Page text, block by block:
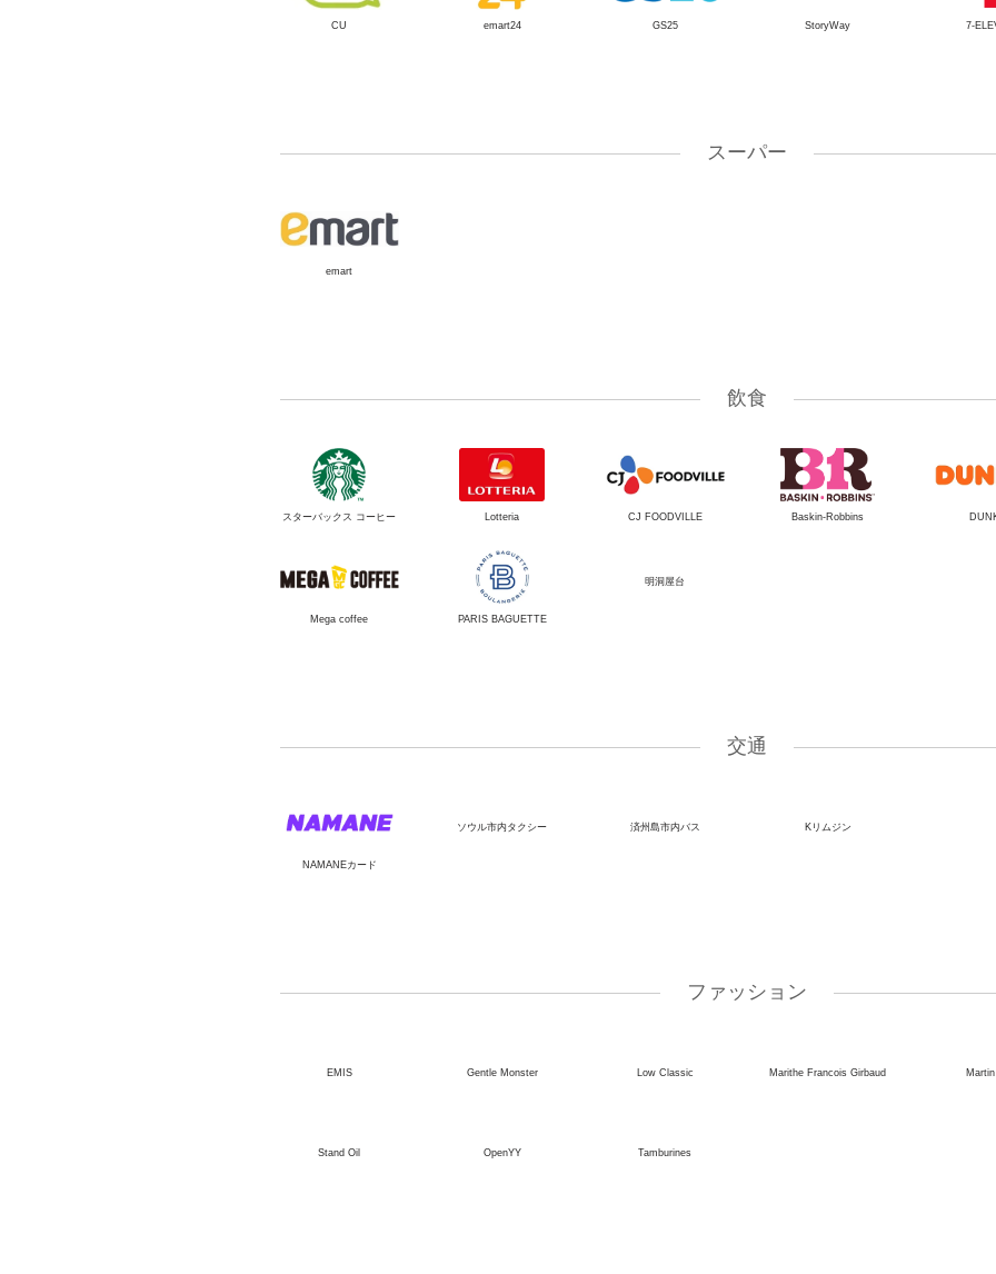
CU emart24 GS25 StoryWay 7-
スーパー
emart
飲食
スターバックス コーヒー Lotteria CJ FOODVILLE Baskin-Robbins
Mega coffee PARIS BAGUETTE
明洞屋台
交通
NAMANEカード
ソウル市内タクシー 済州島市内バス Kリムジン
ファッション
EMIS Gentle Monster Low Classic Marithe Francois Girbaud
Stand Oil OpenYY Tamburines